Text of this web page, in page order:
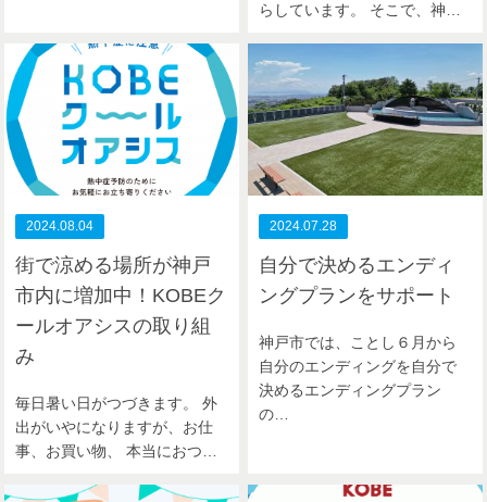
らしています。 そこで、神…
2024.08.04
街で涼める場所が神戸
市内に増加中！KOBEク
ールオアシスの取り組
み
毎日暑い日がつづきます。 外
出がいやになりますが、お仕
事、お買い物、 本当におつ…
2024.07.28
自分で決めるエンディ
ングプランをサポート
神戸市では、ことし６月から
自分のエンディングを自分で
決めるエンディングプラン
の…